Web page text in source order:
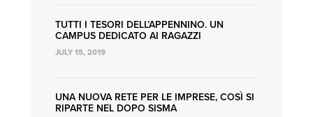
TUTTI I TESORI DELL’APPENNINO. UN
CAMPUS DEDICATO AI RAGAZZI
JULY 15, 2019
UNA NUOVA RETE PER LE IMPRESE, COSÌ SI
RIPARTE NEL DOPO SISMA